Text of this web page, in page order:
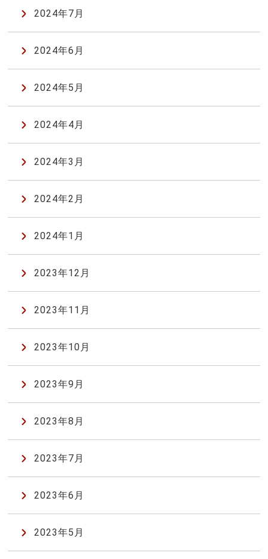
2024年7月
2024年6月
2024年5月
2024年4月
2024年3月
2024年2月
2024年1月
2023年12月
2023年11月
2023年10月
2023年9月
2023年8月
2023年7月
2023年6月
2023年5月